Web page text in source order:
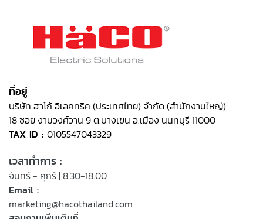
ที่อยู่
บริษัท ฮาโก้ อิเลคทริค (ประเทศไทย) จำกัด (สำนักงานใหญ่)
18 ซอย งามวงศ์วาน 9 ต.บางเขน อ.เมือง นนทบุรี 11000
TAX ID : 0105547043329
เวลาทำการ :
จันทร์ - ศุกร์ | 8.30-18.00
Email :
marketing@hacothailand.com